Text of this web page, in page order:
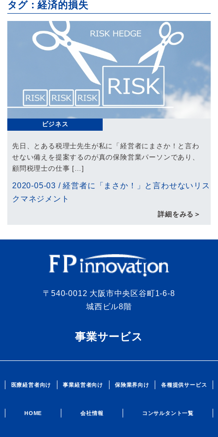
タグ：経済的損失
ビジネス
先日、とある税理士先生が私に「経営者にまさか！と言わ
せない備えを提案するのが真の保険営業パーソンであり、
顧問税理士の仕事 […]
2020-05-03 /経営者に「まさか！」と言わせないリス
クマネジメント
詳細をみる＞
〒540-0012 大阪市中央区谷町1-6-8
城西ビル8階
事業サービス
医療経営者向け 事業経営者向け 保険業界向け 各種提供サービス
HOME 会社情報 コンサルタント一覧